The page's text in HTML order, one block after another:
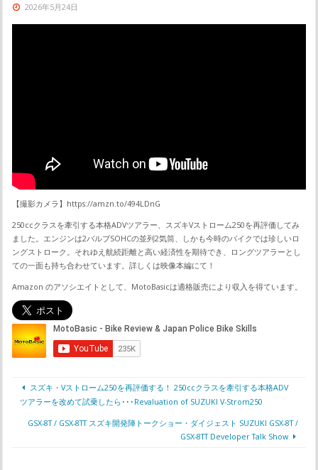
2026年5月24日
【撮影カメラ】https://amzn.to/494LDnG
250ccクラスを牽引する本格ADVツアラー、スズキVストローム250を再評価してみ
ました。エンジンは2バルブSOHCの並列2気筒、しかも今時のバイクでは珍しいロ
ングストローク。それゆえ航続距離と高い経済性を期待でき、ロングツアラーとし
ての一面も持ち合わせています。詳しくは映像本編にて！
Amazon のアソシエイトとして、MotoBasicは適格販売により収入を得ています。
スズキ・Vストローム250を再評価する！ 250ccクラスを牽引する本格ADV
ツアラーを改めて試乗したら･･･Revaluation of SUZUKI V-Strom250
GSX-8T / GSX-8TT スズキ開発陣トークショー・ダイジェスト SUZUKI GSX-8T /
GSX-8TT Developer Talk Show